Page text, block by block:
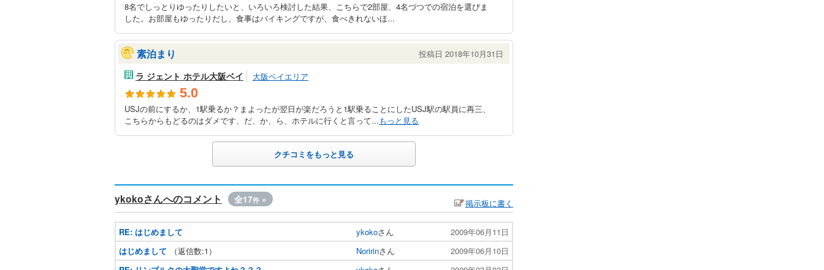
8名でしっとりゆったりしたいと、いろいろ検討した結果、こちらで2部屋、4名づつでの宿泊を選びま
した。お部屋もゆったりだし、食事はバイキングですが、食べきれないほ...
素泊まり 投稿日 2018年10月31日
ラ ジェント ホテル大阪ベイ 大阪ベイエリア
5.0
USJの前にするか、1駅乗るか？まよったが翌日が楽だろうと1駅乗ることにしたUSJ駅の駅員に再三、
こちらからもどるのはダメです、だ、か、ら、ホテルに行くと言って...もっと見る
クチコミをもっと見る
ykokoさんへのコメント 全17件 » 掲示板に書く
RE: はじめまして ykokoさん
2009年06月11日
はじめまして
（返信数:1） Noririnさん
2009年06月10日